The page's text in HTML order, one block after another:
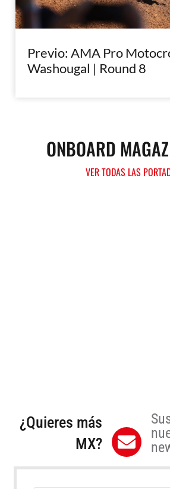
Previo: AMA Pro
Washougal | Round 8
ONBOARD
VER TODAS LAS
¿Quieres más
MX?